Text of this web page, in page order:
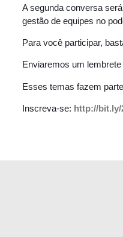
A segunda conversa
gestão de equipes no
Para você participar,
Enviaremos um
Esses temas fazem
Inscreva-se: http://bit.ly/